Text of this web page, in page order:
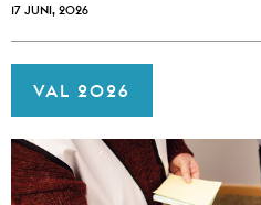
17 JUNI, 2026
VAL 2026